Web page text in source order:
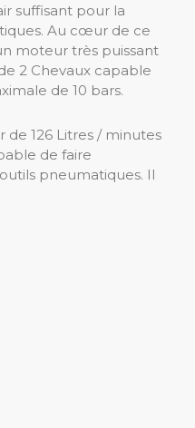
suffisant pour la
Au cœur de ce
moteur très puissant
2 Chevaux capable
de 10 bars.
de 126 Litres / minutes
de faire
pneumatiques. Il